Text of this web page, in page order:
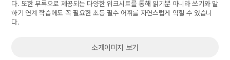
다. 또한 부록으로 제공되는 다양한 워크시트를 통해 읽기뿐 아니라 쓰기와 말
하기 연계 학습에도 꼭 필요한 초등 필수 어휘를 자연스럽게 익힐 수 있습니
다.
소개이미지 보기